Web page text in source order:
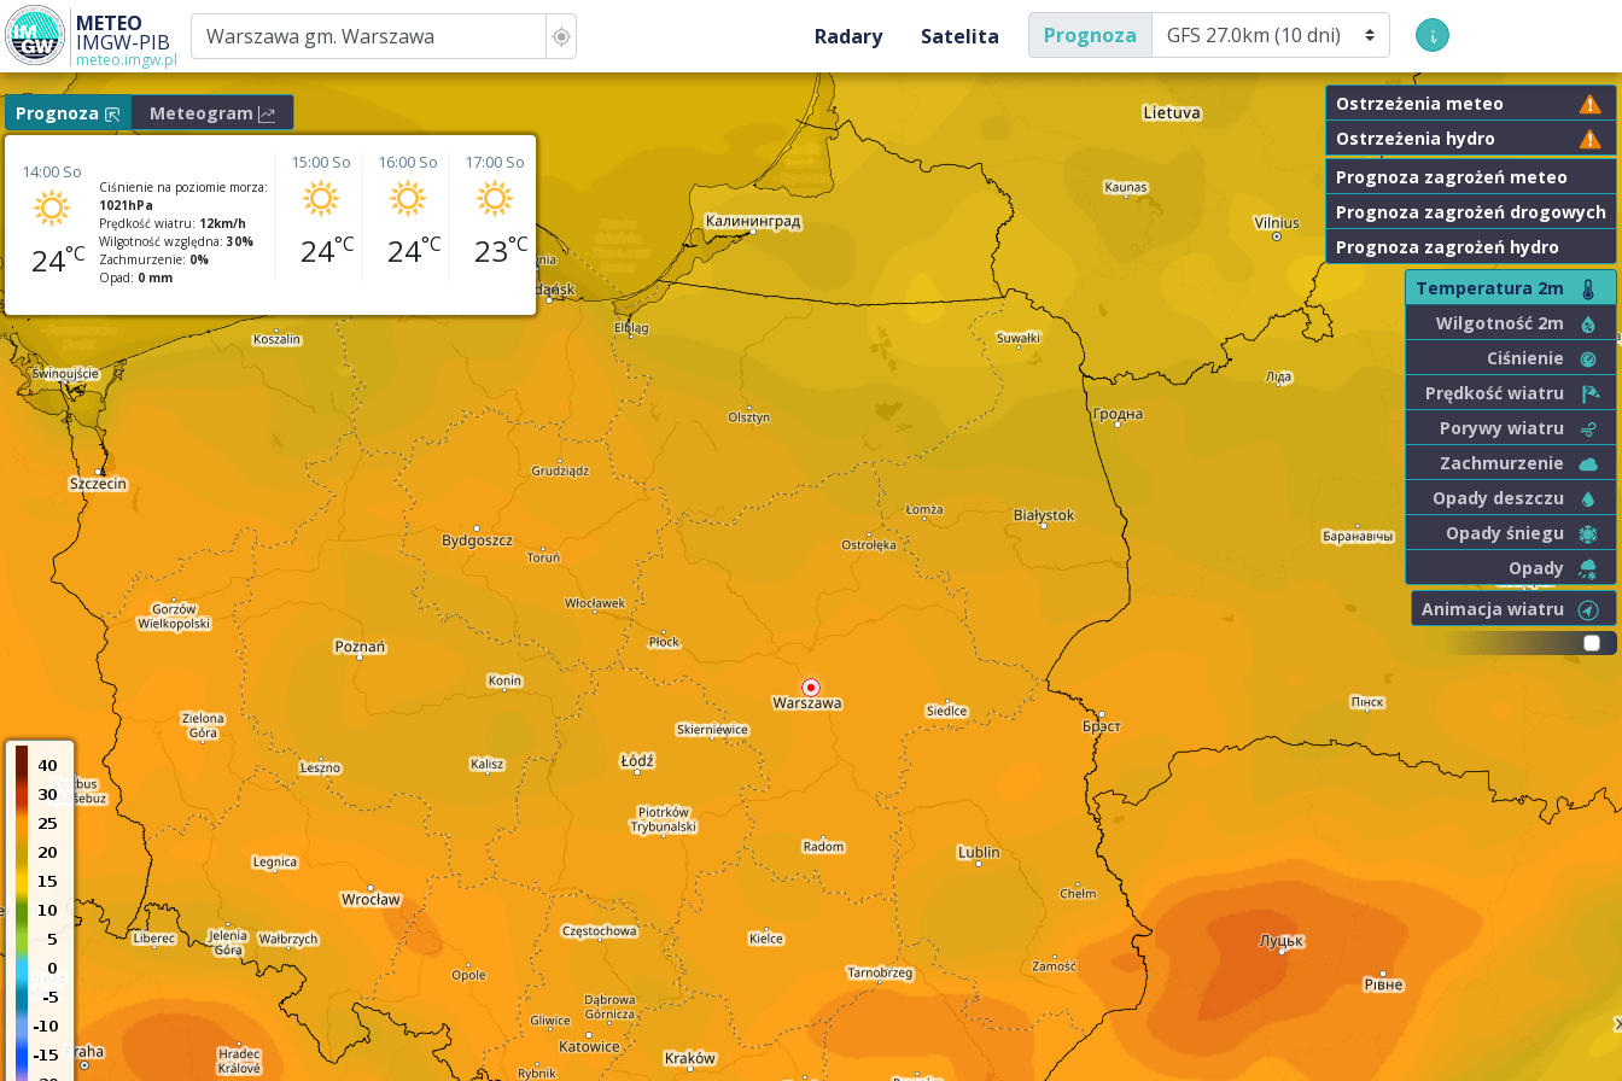
METEO
IMGW-PIB
meteo.imgw.pl
Radary Satelita Prognoza
Prognoza Meteogram
14:00 So
24
Ciśnienie na poziomie morza:
1021hPa
Prędkość wiatru: 12km/h
Wilgotność względna: 30%
Zachmurzenie: 0%
Opad: 0 mm
15:00 So
24
16:00 So
24
17:00 So
23
Ostrzeżenia meteo
Ostrzeżenia hydro
Prognoza zagrożeń meteo
Prognoza zagrożeń drogowych
Prognoza zagrożeń hydro
Temperatura 2m
Wilgotność 2m
Ciśnienie
Prędkość wiatru
Porywy wiatru
Zachmurzenie
Opady deszczu
Opady śniegu
Opady
Animacja wiatru